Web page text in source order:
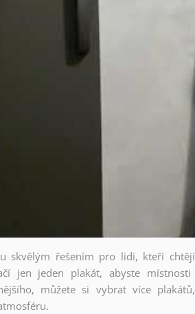
skvělým řešením pro lidi, kteří
jen jeden plakát, abyste
můžete si vybrat více